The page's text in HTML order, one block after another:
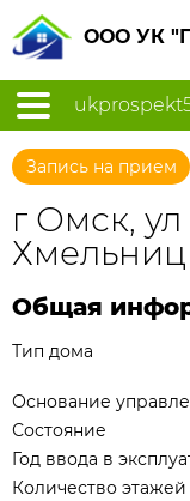
ООО УК
Запись на прием
г Омск,
Общая
Тип дома
Основание
Состояние
Год ввода в
Количество этажей